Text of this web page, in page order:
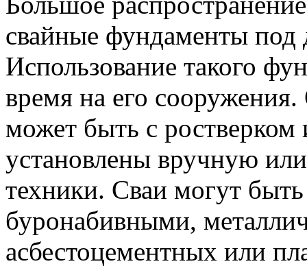
свайные фундаменты под
Использование такого
время на его
может быть с ростверком
установлены вручную
техники. Сваи могут
буронабивными,
асбестоцементных или